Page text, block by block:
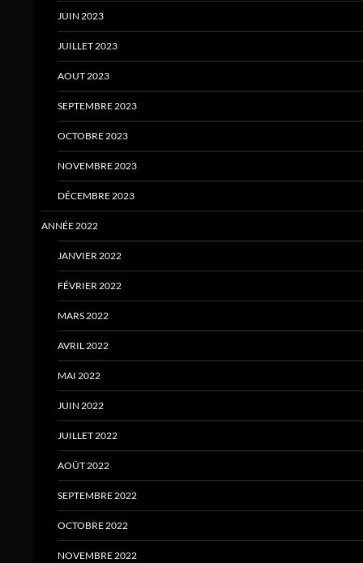
JUIN 2023
JUILLET 2023
AOUT 2023
SEPTEMBRE 2023
OCTOBRE 2023
NOVEMBRE 2023
DÉCEMBRE 2023
ANNÉE 2022
JANVIER 2022
FÉVRIER 2022
MARS 2022
AVRIL 2022
MAI 2022
JUIN 2022
JUILLET 2022
AOÛT 2022
SEPTEMBRE 2022
OCTOBRE 2022
NOVEMBRE 2022